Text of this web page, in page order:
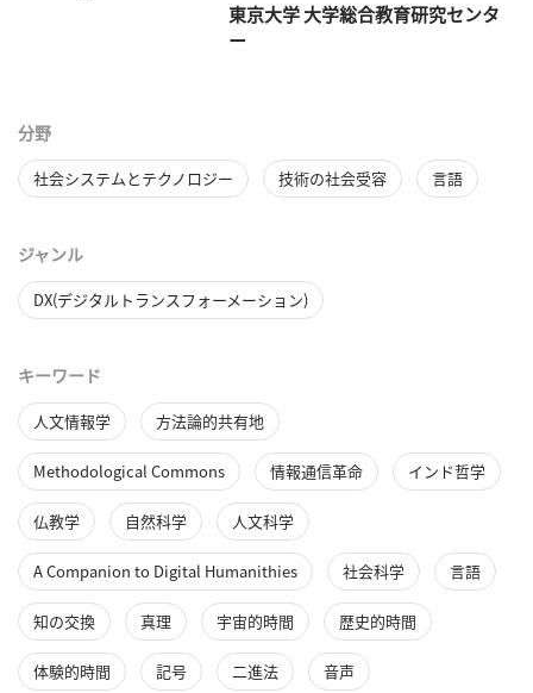
東京大学 大学総合教育研究センタ
ー
分野
社会システムとテクノロジー 技術の社会受容 言語
ジャンル
DX(デジタルトランスフォーメーション)
キーワード
人文情報学 方法論的共有地
Methodological Commons 情報通信革命 インド哲学
仏教学 自然科学 人文科学
A Companion to Digital Humanithies 社会科学 言語
知の交換 真理 宇宙的時間 歴史的時間
体験的時間 記号 二進法 音声